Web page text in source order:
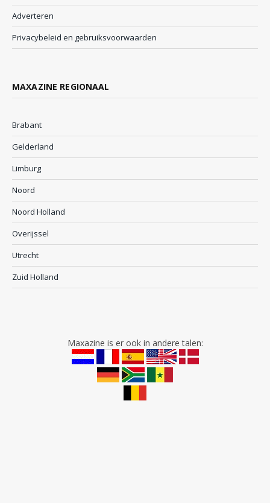
Adverteren
Privacybeleid en gebruiksvoorwaarden
MAXAZINE REGIONAAL
Brabant
Gelderland
Limburg
Noord
Noord Holland
Overijssel
Utrecht
Zuid Holland
Maxazine is er ook in andere talen: